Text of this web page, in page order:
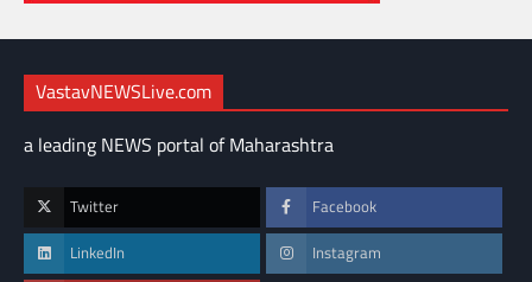
VastavNEWSLive.com
a leading NEWS portal of Maharashtra
Twitter Facebook
LinkedIn Instagram